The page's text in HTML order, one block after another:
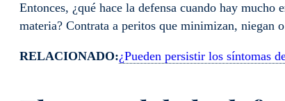
Entonces, ¿qué hace la defensa cuando hay
materia? Contrata a peritos que minimizan, niegan
RELACIONADO:¿Pueden persistir los síntomas